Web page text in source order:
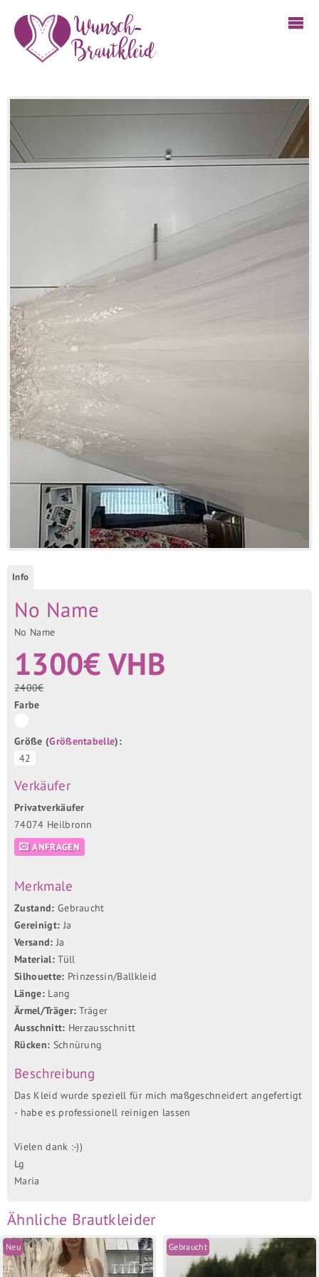
Info
No Name
No Name
1300€ VHB
2400€
Farbe
Größe (Größentabelle):
42
Verkäufer
Privatverkäufer
74074 Heilbronn
ANFRAGEN
Merkmale
Zustand: Gebraucht
Gereinigt: Ja
Versand: Ja
Material:Tüll
Silhouette: Prinzessin/Ballkleid
Länge:Lang
Ärmel/Träger: Träger
Ausschnitt: Herzausschnitt
Rücken: Schnürung
Beschreibung
Das Kleid wurde speziell für mich maßgeschneidert angefertigt
- habe es professionell reinigen lassen
Vielen dank :-))
Lg
Maria
Ähnliche Brautkleider
Neu Gebraucht